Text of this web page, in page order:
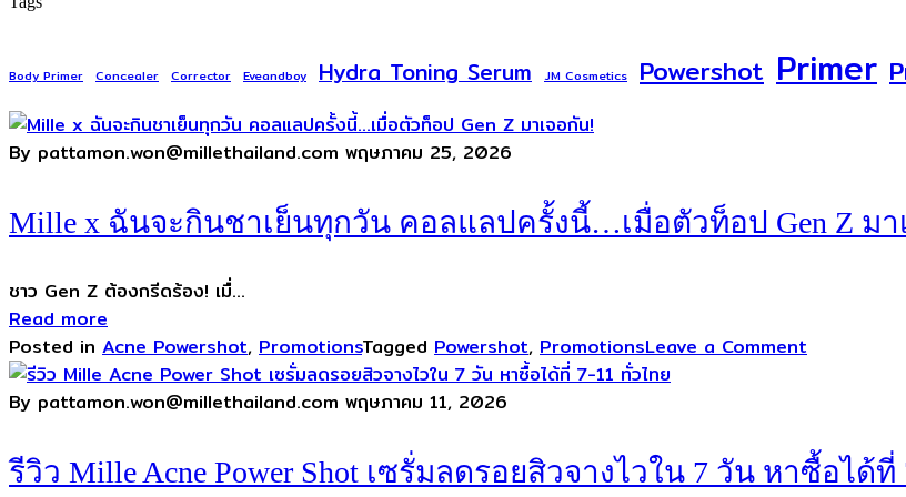
Body Primer Concealer Corrector Eveandboy Hydra Toning Serum JM Cosmetics Powershot Primer
By pattamon.won@millethailand.com พฤษภาคม 25, 2026
Mille x ฉันจะกินชาเย็นทุกวัน คอลแลปครั้งนี้…เมื่อตัวท็อป Gen Z มา
ชาว Gen Z ต้องกรีดร้อง! เมื่...
Read more
Posted in Acne Powershot, PromotionsTagged Powershot, PromotionsLeave a Comment
By pattamon.won@millethailand.com พฤษภาคม 11, 2026
รีวิว Mille Acne Power Shot เซรั่มลดรอยสิวจางไวใน 7 วัน หาซื้อได้ที่